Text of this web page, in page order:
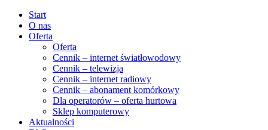
Start
O nas
Oferta
Oferta
Cennik – internet światłowodowy
Cennik – telewizja
Cennik – internet radiowy
Cennik – abonament komórkowy
Dla operatorów – oferta hurtowa
Sklep komputerowy
Aktualności